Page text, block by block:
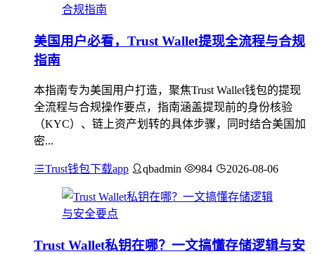
美国用户必看，Trust Wallet提现全流程与合规
指南
本指南专为美国用户打造，聚焦Trust Wallet钱包的提现
全流程与合规操作要点，指南涵盖提现前的身份核验
（KYC）、链上资产划转的具体步骤，同时结合美国加
密...
Trust钱包下载app qbadmin 984 2026-08-06
Trust Wallet私钥在哪？一文搞懂存储逻辑与安